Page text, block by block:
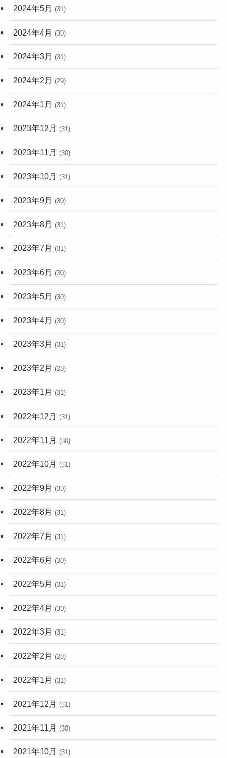
2024年5月 (31)
2024年4月 (30)
2024年3月 (31)
2024年2月 (29)
2024年1月 (31)
2023年12月 (31)
2023年11月 (30)
2023年10月 (31)
2023年9月 (30)
2023年8月 (31)
2023年7月 (31)
2023年6月 (30)
2023年5月 (30)
2023年4月 (30)
2023年3月 (31)
2023年2月 (28)
2023年1月 (31)
2022年12月 (31)
2022年11月 (30)
2022年10月 (31)
2022年9月 (30)
2022年8月 (31)
2022年7月 (31)
2022年6月 (30)
2022年5月 (31)
2022年4月 (30)
2022年3月 (31)
2022年2月 (28)
2022年1月 (31)
2021年12月 (31)
2021年11月 (30)
2021年10月 (31)